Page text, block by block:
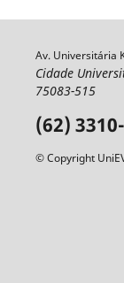
Av. Universitária
Cidade
75083-515
(62)
© Copyright